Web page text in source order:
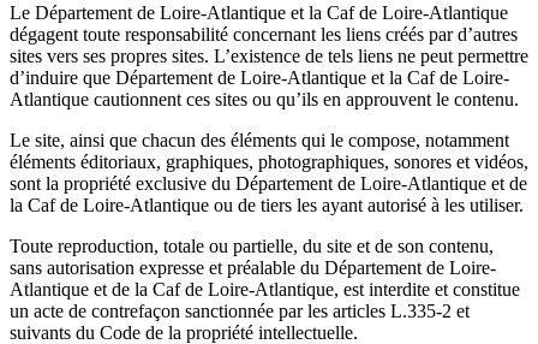
Le Département de Loire-Atlantique et la Caf de Loire-Atlantique
dégagent toute responsabilité concernant les liens créés par d’autres
sites vers ses propres sites. L’existence de tels liens ne peut permettre
d’induire que Département de Loire-Atlantique et la Caf de Loire-
Atlantique cautionnent ces sites ou qu’ils en approuvent le contenu.
Le site, ainsi que chacun des éléments qui le compose, notamment
éléments éditoriaux, graphiques, photographiques, sonores et vidéos,
sont la propriété exclusive du Département de Loire-Atlantique et de
la Caf de Loire-Atlantique ou de tiers les ayant autorisé à les utiliser.
Toute reproduction, totale ou partielle, du site et de son contenu,
sans autorisation expresse et préalable du Département de Loire-
Atlantique et de la Caf de Loire-Atlantique, est interdite et constitue
un acte de contrefaçon sanctionnée par les articles L.335-2 et
suivants du Code de la propriété intellectuelle.